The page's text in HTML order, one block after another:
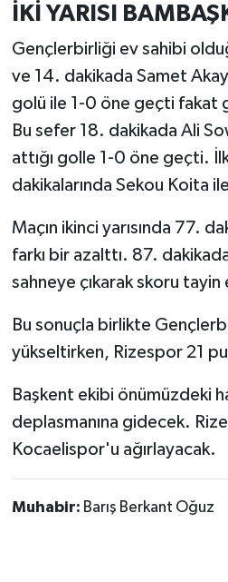
İKİ YARISI
Gençlerbirliği ev sahibi
ve 14. dakikada Samet
golü ile 1-0 öne geçti fakat
Bu sefer 18. dakikada Ali
attığı golle 1-0 öne geçti. İlk
dakikalarında Sekou Koita
Maçın ikinci yarısında 77.
farkı bir azalttı. 87.
sahneye çıkarak skoru
Bu sonuçla birlikte
yükseltirken, Rizespor 21
Başkent ekibi önümüzdeki
deplasmanına gidecek.
Kocaelispor'u ağırlayacak.
Muhabir: Barış Berkant Oğuz